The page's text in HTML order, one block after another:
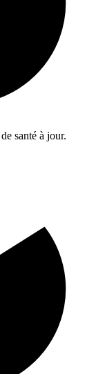
santé à jour.